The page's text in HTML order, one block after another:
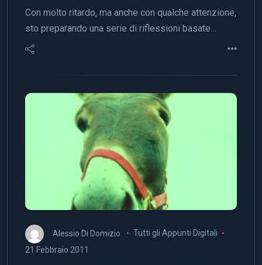
Con molto ritardo, ma anche con qualche attenzione,
sto preparando una serie di riflessioni basate…
Alessio Di Domizio
Tutti gli Appunti Digitali
21 Febbraio 2011